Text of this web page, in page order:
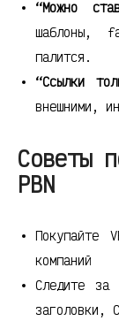
“Можно
шаблоны,
палится.
“Ссылки
внешними,
Советы
PBN
Покупайте
компаний
Следите за
заголовки,